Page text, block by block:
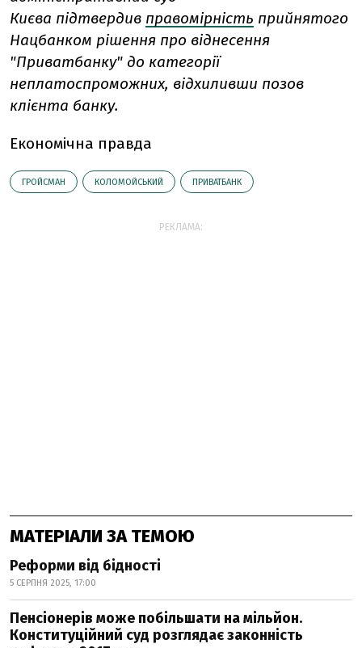
Києва підтвердив правомірність прийнятого
Нацбанком рішення про віднесення
"Приватбанку" до категорії
неплатоспроможних, відхиливши позов
клієнта банку.
Економічна правда
ГРОЙСМАН КОЛОМОЙСЬКИЙ ПРИВАТБАНК
РЕКЛАМА:
МАТЕРІАЛИ ЗА ТЕМОЮ
Реформи від бідності
5 СЕРПНЯ 2025, 17:00
Пенсіонерів може побільшати на мільйон.
Конституційний суд розглядає законність